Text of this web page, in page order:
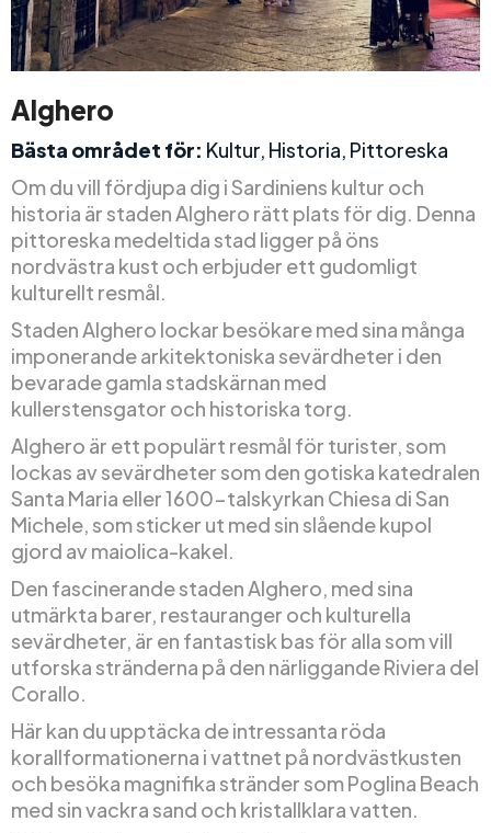
Alghero
Bästa området för: Kultur, Historia, Pittoreska
Om du vill fördjupa dig i Sardiniens kultur och
historia är staden Alghero rätt plats för dig. Denna
pittoreska medeltida stad ligger på öns
nordvästra kust och erbjuder ett gudomligt
kulturellt resmål.
Staden Alghero lockar besökare med sina många
imponerande arkitektoniska sevärdheter i den
bevarade gamla stadskärnan med
kullerstensgator och historiska torg.
Alghero är ett populärt resmål för turister, som
lockas av sevärdheter som den gotiska katedralen
Santa Maria eller 1600-talskyrkan Chiesa di San
Michele, som sticker ut med sin slående kupol
gjord av maiolica-kakel.
Den fascinerande staden Alghero, med sina
utmärkta barer, restauranger och kulturella
sevärdheter, är en fantastisk bas för alla som vill
utforska stränderna på den närliggande Riviera del
Corallo.
Här kan du upptäcka de intressanta röda
korallformationerna i vattnet på nordvästkusten
och besöka magnifika stränder som Poglina Beach
med sin vackra sand och kristallklara vatten.